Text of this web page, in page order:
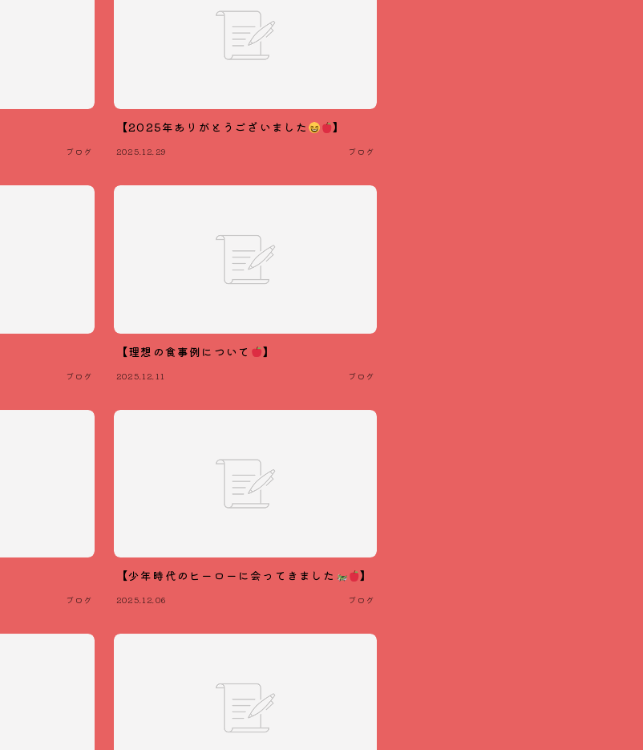
ブログ
【2025年ありがとうございました 】
2025.12.29 ブログ
ブログ
【理想の食事例について 】
2025.12.11 ブログ
ブログ
【少年時代のヒーローに会ってきました 】
2025.12.06 ブログ